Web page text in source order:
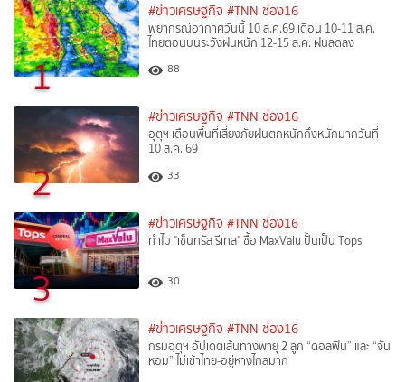
1
#ข่าวเศรษฐกิจ #TNN ช่อง16
พยากรณ์อากาศวันนี้ 10 ส.ค.69 เตือน 10-11 ส.ค.
ไทยตอนบนระวังฝนหนัก 12-15 ส.ค. ฝนลดลง
88
2
#ข่าวเศรษฐกิจ #TNN ช่อง16
อุตุฯ เตือนพื้นที่เสี่ยงภัยฝนตกหนักถึงหนักมากวันที่
10 ส.ค. 69
33
3
#ข่าวเศรษฐกิจ #TNN ช่อง16
ทำไม "เซ็นทรัล รีเทล" ซื้อ MaxValu ปั้นเป็น Tops
30
#ข่าวเศรษฐกิจ #TNN ช่อง16
กรมอุตุฯ อัปเดตเส้นทางพายุ 2 ลูก “ดอลฟิน” และ “จัน
หอม” ไม่เข้าไทย-อยู่ห่างไกลมาก